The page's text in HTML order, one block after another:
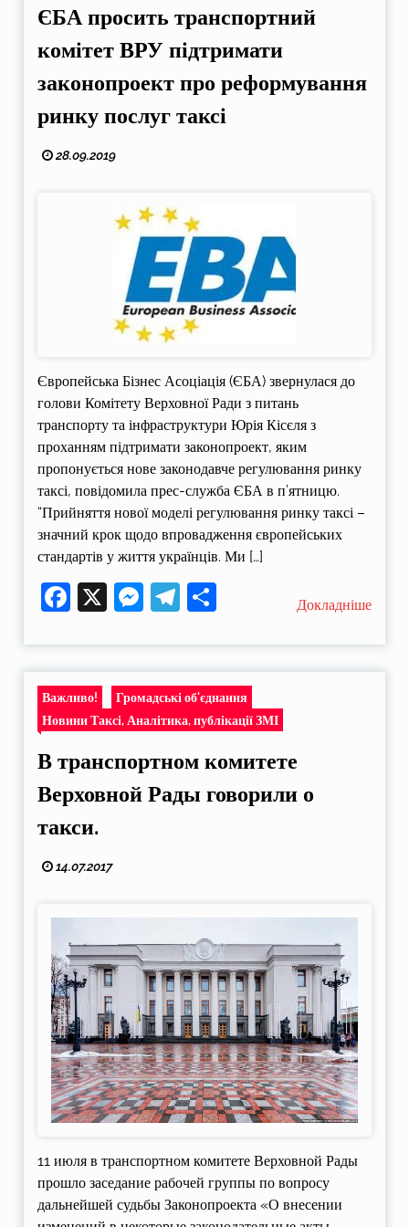
ЄБА просить транспортний
комітет ВРУ підтримати
законопроект про реформування
ринку послуг таксі
28.09.2019
Європейська Бізнес Асоціація (ЄБА) звернулася до
голови Комітету Верховної Ради з питань
транспорту та інфраструктури Юрія Кісєля з
проханням підтримати законопроект, яким
пропонується нове законодавче регулювання ринку
таксі, повідомила прес-служба ЄБА в п’ятницю.
“Прийняття нової моделі регулювання ринку таксі –
значний крок щодо впровадження європейських
стандартів у життя українців. Ми […]
Facebook
X Messenger
Telegram
Поділитися
Докладніше
Важливо!
Громадські об'єднання
Новини Таксі, Аналітика, публікації ЗМІ
В транспортном комитете
Верховной Рады говорили о
такси.
14.07.2017
11 июля в транспортном комитете Верховной Рады
прошло заседание рабочей группы по вопросу
дальнейшей судьбы Законопроекта «О внесении